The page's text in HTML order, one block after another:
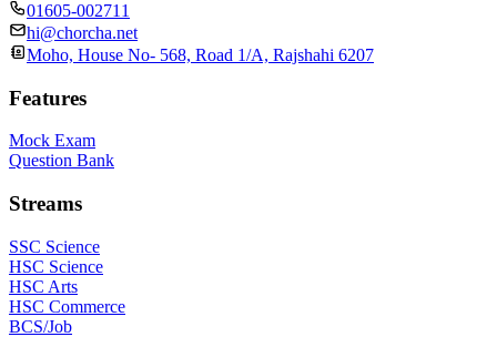
01605-002711
hi@chorcha.net
Moho, House No- 568, Road 1/A, Rajshahi 6207
Features
Mock Exam
Question Bank
Streams
SSC Science
HSC Science
HSC Arts
HSC Commerce
BCS/Job